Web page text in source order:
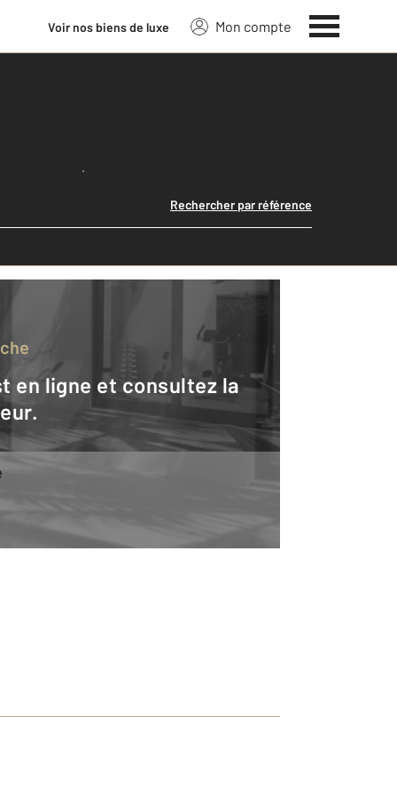
Voir nos biens de luxe Mon compte
Lancer ma recherche
Rechercher par référence